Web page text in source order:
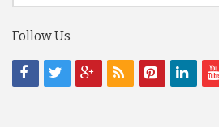
Follow Us